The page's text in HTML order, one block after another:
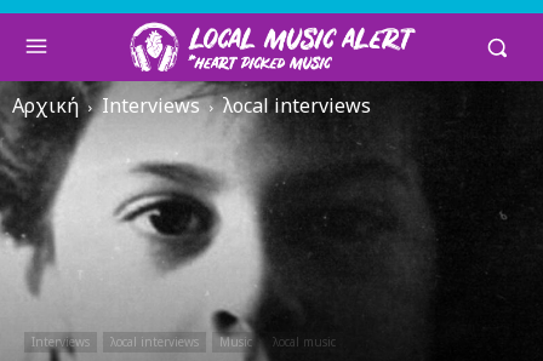
Αρχική Interviews λocal interviews
Interviews λocal interviews Music λocal music